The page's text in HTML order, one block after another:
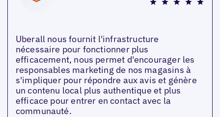
Uberall nous fournit l'infrastructure
nécessaire pour fonctionner plus
efficacement, nous permet d'encourager les
responsables marketing de nos magasins à
s'impliquer pour répondre aux avis et génère
un contenu local plus authentique et plus
efficace pour entrer en contact avec la
communauté.